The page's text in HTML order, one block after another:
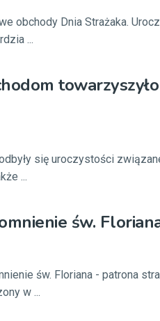
obchody Dnia Strażaka.
...
się uroczystości
...
św.
św. Floriana - patrona
w ...